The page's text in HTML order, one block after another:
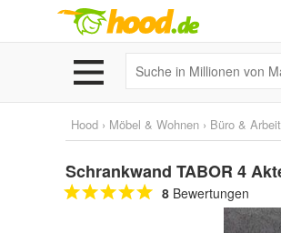
Hood › Möbel & Wohnen › Büro &
Schrankwand TABOR 4
8 Bewertungen